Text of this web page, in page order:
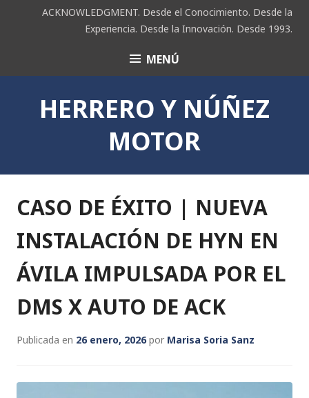
ACKNOWLEDGMENT. Desde el Conocimiento. Desde la
Experiencia. Desde la Innovación. Desde 1993.
ACK MENÚ
HERRERO Y NÚÑEZ
MOTOR
CASO DE ÉXITO | NUEVA
INSTALACIÓN DE HYN EN
ÁVILA IMPULSADA POR EL
DMS X AUTO DE ACK
Publicada en 26 enero, 2026por Marisa Soria Sanz